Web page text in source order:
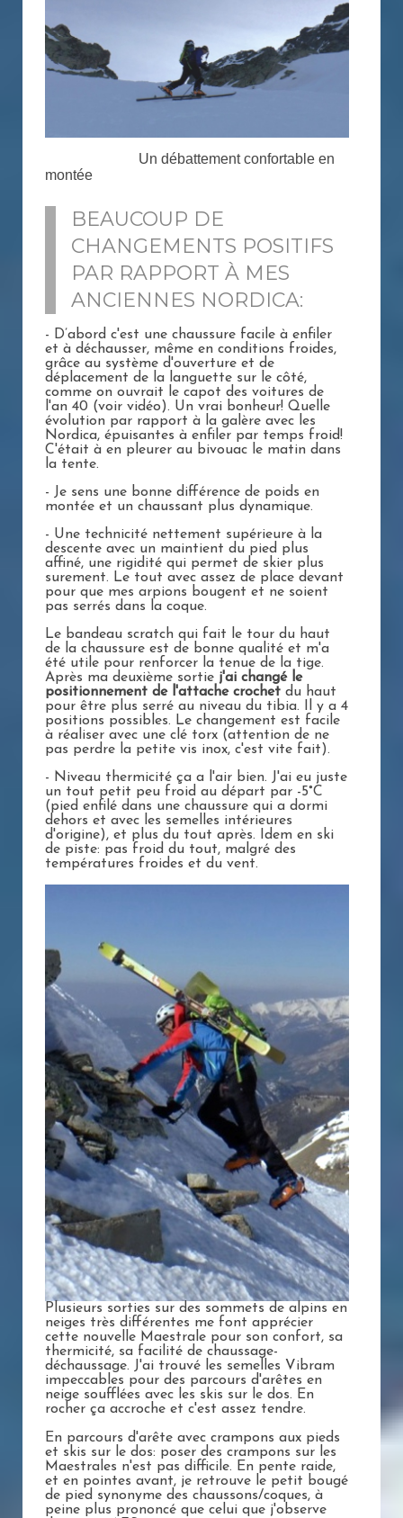
Un débattement confortable en
montée
BEAUCOUP DE
CHANGEMENTS POSITIFS
PAR RAPPORT À MES
ANCIENNES NORDICA:
- D’abord c'est une chaussure facile à enfiler
et à déchausser, même en conditions froides,
grâce au système d'ouverture et de
déplacement de la languette sur le côté,
comme on ouvrait le capot des voitures de
l'an 40 (voir vidéo). Un vrai bonheur! Quelle
évolution par rapport à la galère avec les
Nordica, épuisantes à enfiler par temps froid!
C'était à en pleurer au bivouac le matin dans
la tente.
- Je sens une bonne différence de poids en
montée et un chaussant plus dynamique.
- Une technicité nettement supérieure à la
descente avec un maintient du pied plus
affiné, une rigidité qui permet de skier plus
surement. Le tout avec assez de place devant
pour que mes arpions bougent et ne soient
pas serrés dans la coque.
Le bandeau scratch qui fait le tour du haut
de la chaussure est de bonne qualité et m'a
été utile pour renforcer la tenue de la tige.
Après ma deuxième sortie j'ai changé le
positionnement de l'attache crochet du haut
pour être plus serré au niveau du tibia. Il y a 4
positions possibles. Le changement est facile
à réaliser avec une clé torx (attention de ne
pas perdre la petite vis inox, c'est vite fait).
- Niveau thermicité ça a l'air bien. J'ai eu juste
un tout petit peu froid au départ par -5°C
(pied enfilé dans une chaussure qui a dormi
dehors et avec les semelles intérieures
d'origine), et plus du tout après. Idem en ski
de piste: pas froid du tout, malgré des
températures froides et du vent.
Plusieurs sorties sur des sommets de alpins en
neiges très différentes me font apprécier
cette nouvelle Maestrale pour son confort, sa
thermicité, sa facilité de chaussage-
déchaussage. J'ai trouvé les semelles Vibram
impeccables pour des parcours d'arêtes en
neige soufflées avec les skis sur le dos. En
rocher ça accroche et c'est assez tendre.
En parcours d'arête avec crampons aux pieds
et skis sur le dos: poser des crampons sur les
Maestrales n'est pas difficile. En pente raide,
et en pointes avant, je retrouve le petit bougé
de pied synonyme des chaussons/coques, à
peine plus prononcé que celui que j'observe